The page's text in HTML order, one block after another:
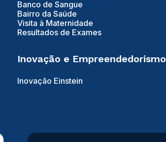
Banco de Sangue
Bairro da Saúde
Visita à Maternidade
Resultados de Exames
Inovação e Empreendedorismo
Inovação Einstein